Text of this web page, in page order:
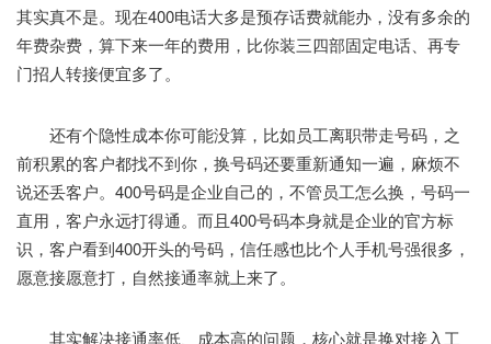
其实真不是。现在400电话大多是预存话费就能办，没有多余的
年费杂费，算下来一年的费用，比你装三四部固定电话、再专
门招人转接便宜多了。
还有个隐性成本你可能没算，比如员工离职带走号码，之
前积累的客户都找不到你，换号码还要重新通知一遍，麻烦不
说还丢客户。400号码是企业自己的，不管员工怎么换，号码一
直用，客户永远打得通。而且400号码本身就是企业的官方标
识，客户看到400开头的号码，信任感也比个人手机号强很多，
愿意接愿意打，自然接通率就上来了。
其实解决接通率低、成本高的问题，核心就是换对接入工